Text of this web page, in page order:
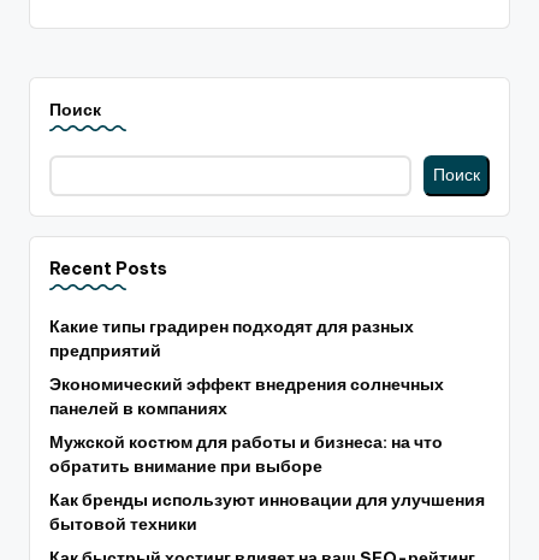
Поиск
Поиск
Recent Posts
Какие типы градирен подходят для разных
предприятий
Экономический эффект внедрения солнечных
панелей в компаниях
Мужской костюм для работы и бизнеса: на что
обратить внимание при выборе
Как бренды используют инновации для улучшения
бытовой техники